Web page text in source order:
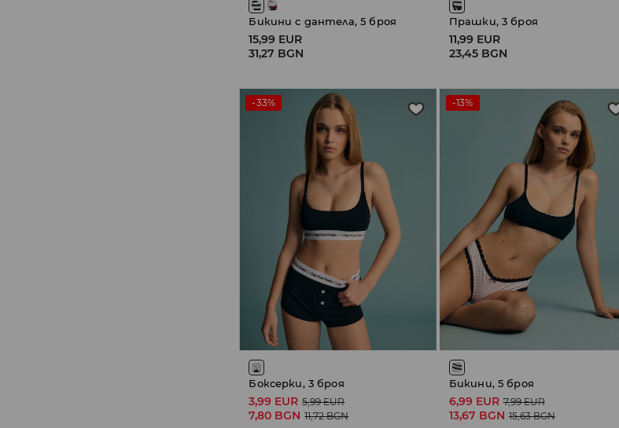
Бикини с дантела, 5 броя
15,99 EUR
31,27 BGN
Прашки, 3 броя
11,99 EUR
23,45 BGN
-33%
Боксерки, 3 броя
3,99 EUR 5,99 EUR
7,80 BGN 11,72 BGN
-13%
Бикини, 5 броя
6,99 EUR 7,99 EUR
13,67 BGN 15,63 BGN